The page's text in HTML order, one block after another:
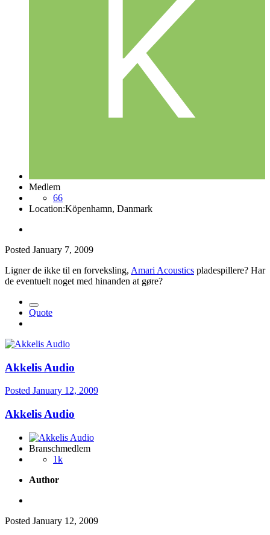
Medlem
66
Location:Köpenhamn, Danmark
Posted January 7, 2009
Ligner de ikke til en forveksling, Amari Acoustics pladespillere? Har
de eventuelt noget med hinanden at gøre?
Quote
Akkelis Audio
Posted January 12, 2009
Akkelis Audio
Branschmedlem
1k
Author
Posted January 12, 2009